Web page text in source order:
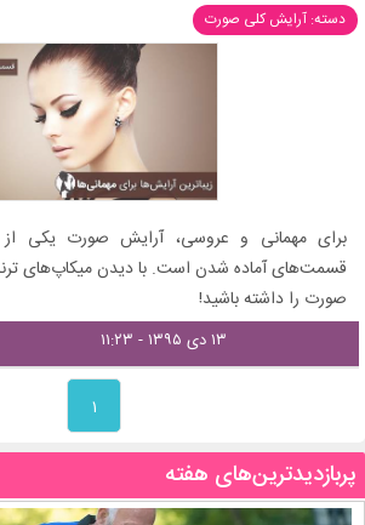
دسته: آرایش کلی صورت
برای مهمانی و عروسی، آرایش صورت یکی
قسمت‌های آماده شدن است. با دیدن میکاپ‌های
صورت را داشته باشید!
۱۳ دی ۱۳۹۵ - ۱۱:۲۳
۱
پربازدیدترین‌های هفته